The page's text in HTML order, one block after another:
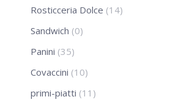
Rosticceria Dolce (14)
Sandwich (0)
Panini (35)
Covaccini (10)
primi-piatti (11)